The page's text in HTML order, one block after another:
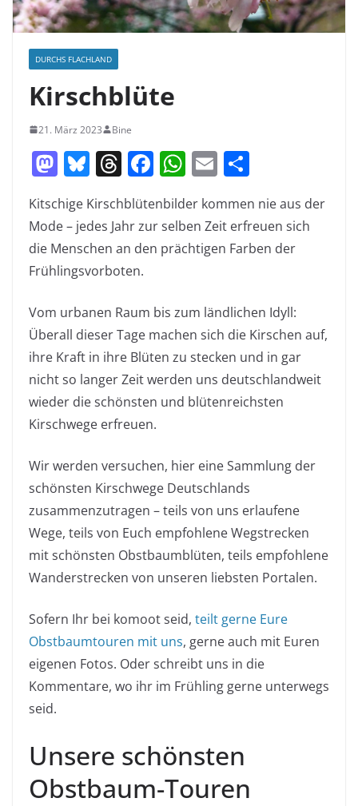
DURCHS FLACHLAND
Kirschblüte
21. März 2023 Bine
M
a
st
o
d
n
Bl
u
e
sk
y
T
h
re
a
d
F
a
c
e
b
o
k
W
at
s
p
E
ai
l
ei
le
n
Kitschige Kirschblütenbilder kommen nie aus der
Mode – jedes Jahr zur selben Zeit erfreuen sich
die Menschen an den prächtigen Farben der
Frühlingsvorboten.
Vom urbanen Raum bis zum ländlichen Idyll:
Überall dieser Tage machen sich die Kirschen auf,
ihre Kraft in ihre Blüten zu stecken und in gar
nicht so langer Zeit werden uns deutschlandweit
wieder die schönsten und blütenreichsten
Kirschwege erfreuen.
Wir werden versuchen, hier eine Sammlung der
schönsten Kirschwege Deutschlands
zusammenzutragen – teils von uns erlaufene
Wege, teils von Euch empfohlene Wegstrecken
mit schönsten Obstbaumblüten, teils empfohlene
Wanderstrecken von unseren liebsten Portalen.
Sofern Ihr bei komoot seid, teilt gerne Eure
Obstbaumtouren mit uns, gerne auch mit Euren
eigenen Fotos. Oder schreibt uns in die
Kommentare, wo ihr im Frühling gerne unterwegs
seid.
Unsere schönsten
Obstbaum-Touren